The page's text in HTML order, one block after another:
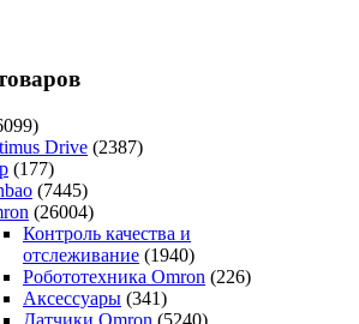
Drive (2387)
(177)
(7445)
(26004)
Контроль качества и
отслеживание (1940)
Робототехника Omron (226)
Аксессуары (341)
Датчики Omron (5240)